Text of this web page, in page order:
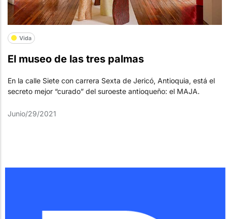
Vida
El museo de las tres palmas
En la calle Siete con carrera Sexta de Jericó, Antioquia, está el
secreto mejor “curado” del suroeste antioqueño: el MAJA.
Junio/29/2021